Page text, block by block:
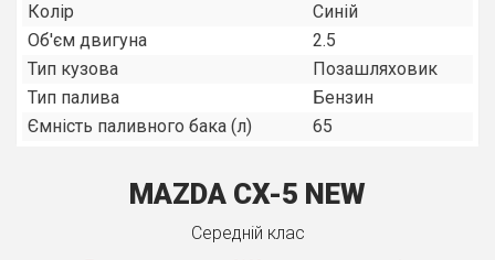
Колір
Синій
Об'єм двигуна
2.5
Тип кузова
Позашляховик
Тип палива
Бензин
Ємність паливного бака (л)
65
MAZDA CX-5 NEW
Середнiй клас